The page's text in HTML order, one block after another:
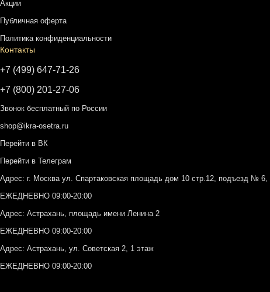
Акции
Публичная оферта
Политика конфиденциальности
Контакты
+7 (499) 647-71-26
+7 (800) 201-27-06
Звонок бесплатный по России
shop@ikra-osetra.ru
Перейти в ВК
Перейти в Телеграм
Адрес: г. Москва ул. Спартаковская площадь дом 10 стр.12, подъезд
ЕЖЕДНЕВНО 09:00-20:00
Адрес: Астрахань, площадь имени Ленина 2
ЕЖЕДНЕВНО 09:00-20:00
Адрес: Астрахань, ул. Советская 2, 1 этаж
ЕЖЕДНЕВНО 09:00-20:00